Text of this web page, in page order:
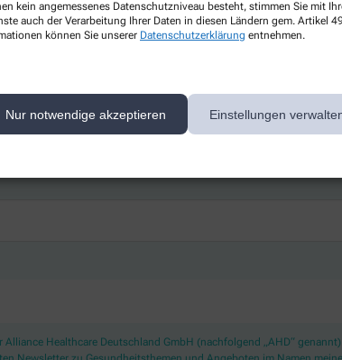
kein angemessenes Datenschutzniveau besteht, stimmen Sie mit
auch der Verarbeitung Ihrer Daten in diesen Ländern gem. Artikel
können Sie unserer Datenschutzerklärung entnehmen.
Nur notwendige akzeptieren Einstellungen
Gesundheitsthemen
10% Gutschein* für unsere Apotheke
Healthcare Deutschland GmbH (nachfolgend „AHD“